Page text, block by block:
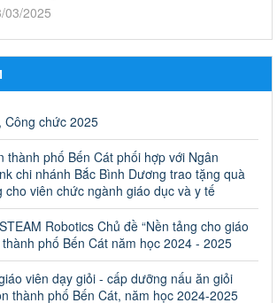
03/2025
giáo dục pháp luật năm 2025 của ngành
thành phố Bến Cát
giáo dục pháp luật năm 2025 của ngành
02/2025
thủ tục hành chính bị bãi bỏ trong lĩnh
tạo thuộc hệ giáo dục quốc dân và cơ sở
thẩm quyền giải quyết của Sở Giáo dục
nhân dân cấp huyện
thủ tục hành chính bị bãi bỏ trong lĩnh vực
hệ giáo dục quốc dân và cơ sở giáo dục
giải quyết của Sở Giáo dục và Đào tạo,
huyện
09/2024
Công chức 2025
thành phố Bến Cát phối hợp với Ngân
chi nhánh Bắc Bình Dương trao tặng quà
cho viên chức ngành giáo dục và y tế
Robotics Chủ đề “Nền tảng cho giáo
phố Bến Cát năm học 2024 - 2025
viên dạy giỏi - cấp dưỡng nấu ăn giỏi
thành phố Bến Cát, năm học 2024-2025